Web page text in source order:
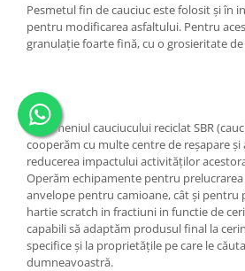
Pesmetul fin de cauciuc este folosit și în
pentru modificarea asfaltului. Pentru
granulație foarte fină, cu o grosieritate de
În domeniul cauciucului reciclat SBR
cooperăm cu multe centre de reșapare
reducerea impactului activităților
Operăm echipamente pentru
anvelope pentru camioane, cât și pentru
hartie scratch in fractiuni in functie de
capabili să adaptăm produsul final la
specifice și la proprietățile pe care le
dumneavoastră.